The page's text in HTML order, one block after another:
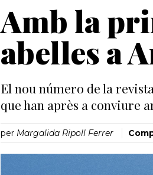
Amb la
abelles a
El nou número de la
que han après a conviure
per Margalida Ripoll Ferrer